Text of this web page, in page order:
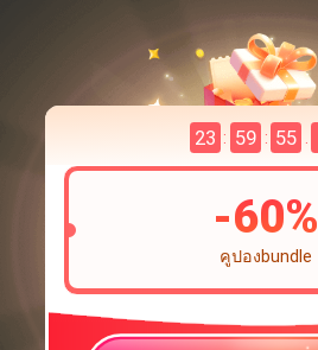
23 : 59 : 55
-60%
คูปองbundle